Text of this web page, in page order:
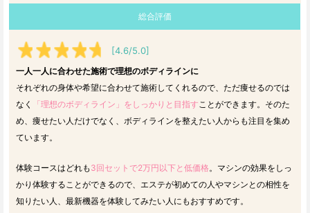
総合評価
[4.6/5.0]
一人一人に合わせた施術で理想のボディラインに
それぞれの身体や希望に合わせて施術してくれるので、ただ痩せるのでは
なく
「理想のボディライン」をしっかりと目指すことができます。そのた
め、痩せたい人だけでなく、ボディラインを整えたい人からも注目を集め
ています。
体験コースはどれも 3回セットで2万円以下と低価格。マシンの効果をしっ
かり体験することができるので、エステが初めての人やマシンとの相性を
知りたい人、最新機器を体験してみたい人にもおすすめです。